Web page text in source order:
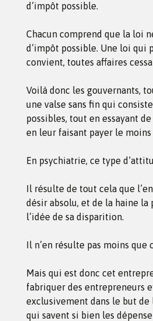
d’impôt possible.
Chacun comprend que la loi
d’impôt possible. Une loi qui
convient, toutes affaires
Voilà donc les gouvernants,
une valse sans fin qui
possibles, tout en essayant
en leur faisant payer le
En psychiatrie, ce type
Il résulte de tout cela que
désir absolu, et de la haine la
l’idée de sa disparition.
Il n’en résulte pas moins
Mais qui est donc cet
fabriquer des entrepreneurs
exclusivement dans le but de
qui savent si bien les